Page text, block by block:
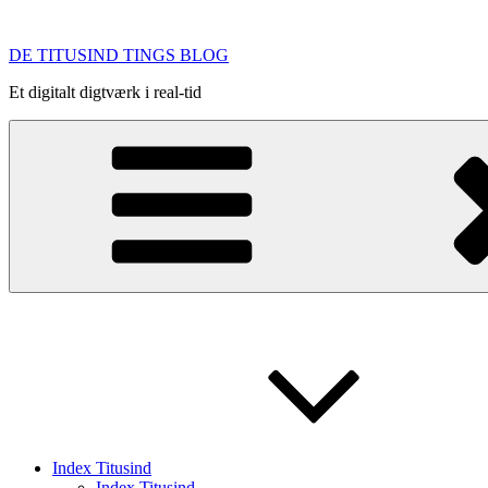
indhold
DE TITUSIND TINGS BLOG
Et digitalt digtværk i real-tid
Index Titusind